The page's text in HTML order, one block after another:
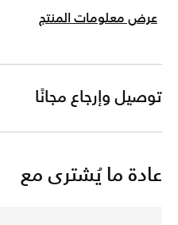
عرض معلومات المنتج
توصيل وإرجاع مجانًا
عادة ما يُشترى مع